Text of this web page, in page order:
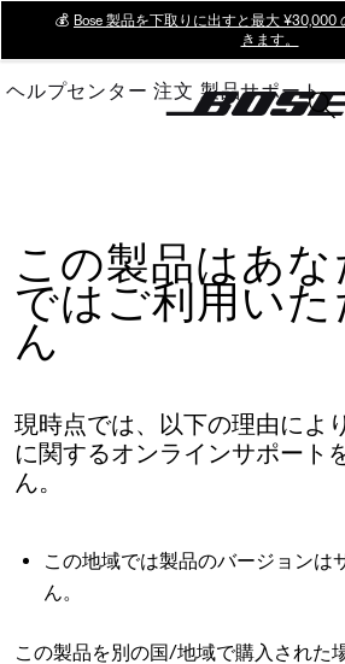
Main
💰 Bose 製品を下取りに出すと最大 ¥30,000
きます。
ヘルプセンター 注文 製品サポート
この製品はあ
ではご利用い
ん
現時点では、以下の理由によ
に関するオンラインサポート
ん。
この地域では製品のバージョンは
ん。
この製品を別の国/地域で購入された